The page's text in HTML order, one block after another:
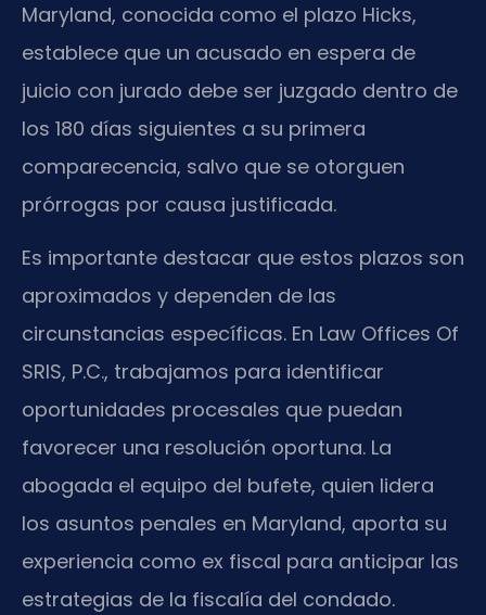
Maryland, conocida como el plazo Hicks,
establece que un acusado en espera de
juicio con jurado debe ser juzgado dentro de
los 180 días siguientes a su primera
comparecencia, salvo que se otorguen
prórrogas por causa justificada.
Es importante destacar que estos plazos son
aproximados y dependen de las
circunstancias específicas. En Law Offices Of
SRIS, P.C., trabajamos para identificar
oportunidades procesales que puedan
favorecer una resolución oportuna. La
abogada el equipo del bufete, quien lidera
los asuntos penales en Maryland, aporta su
experiencia como ex fiscal para anticipar las
estrategias de la fiscalía del condado.